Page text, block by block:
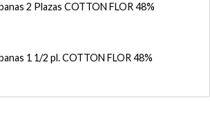
2 Plazas COTTON FLOR 48%
1 1/2 pl. COTTON FLOR 48%